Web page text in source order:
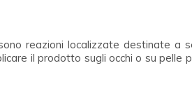
reazioni localizzate destinate a
il prodotto sugli occhi o su pelle